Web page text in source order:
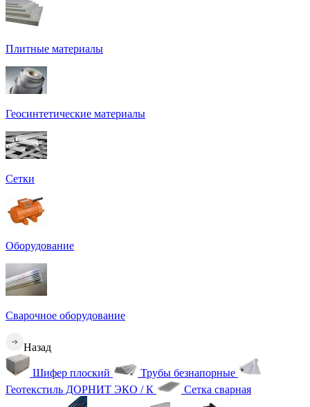
Плитные материалы
Геосинтетические материалы
Сетки
Оборудование
Сварочное оборудование
Назад
Шифер плоский
Трубы безнапорные
Геотекстиль ДОРНИТ ЭКО / К
Сетка сварная